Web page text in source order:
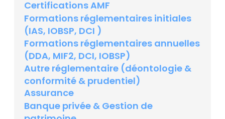
Certifications AMF
Formations réglementaires initiales
(IAS, IOBSP, DCI )
Formations réglementaires annuelles
(DDA, MIF2, DCI, IOBSP)
Autre réglementaire (déontologie &
conformité & prudentiel)
Assurance
Banque privée & Gestion de